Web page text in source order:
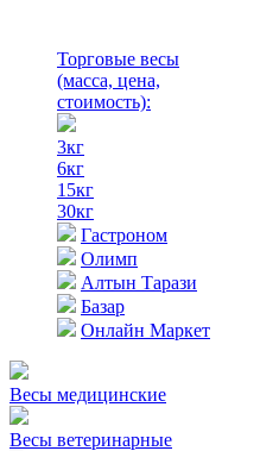
Торговые весы
(масса, цена,
стоимость):
3кг
6кг
15кг
30кг
Гастроном
Олимп
Алтын Тарази
Базар
Онлайн Маркет
Весы медицинские
Весы ветеринарные